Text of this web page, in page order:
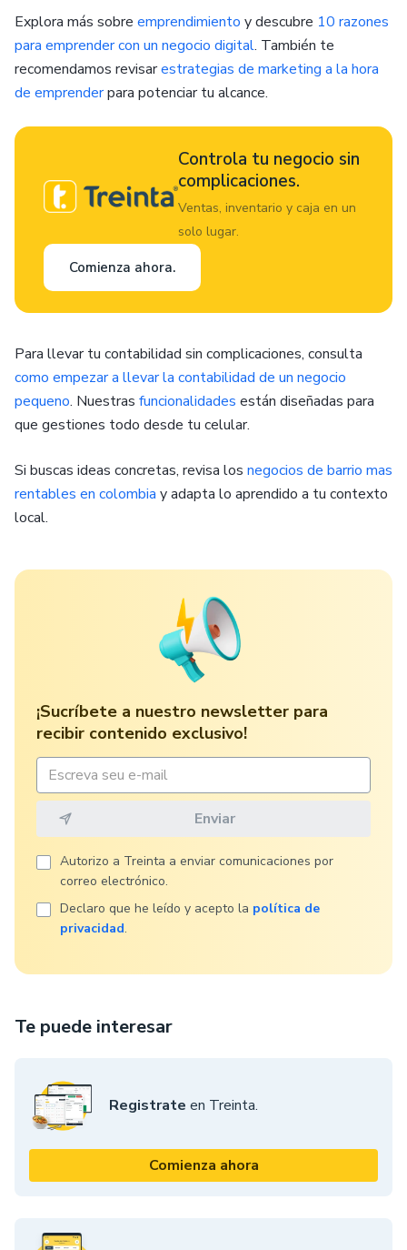
Te puede interesar
Registrate en Treinta.
Comienza ahora
Explora más sobre emprendimiento y descubre 10 razones
para emprender con un negocio digital. También te
recomendamos revisarestrategias de marketing a la hora
de emprenderpara potenciar tu alcance.
Controla tu negocio sin
complicaciones.
Ventas, inventario y caja en un
solo lugar.
Comienza ahora.
Para llevar tu contabilidad sin complicaciones, consulta
como empezar a llevar la contabilidad de un negocio
pequeno. Nuestras funcionalidades están diseñadas para
que gestiones todo desde tu celular.
Si buscas ideas concretas, revisa los negocios de barrio mas
rentables en colombia y adapta lo aprendido a tu contexto
local.
¡Sucríbete a nuestro newsletter para
recibir contenido exclusivo!
Autorizo ​​a Treinta a enviar comunicaciones por
correo electrónico.
Declaro que he leído y acepto la política de
privacidad.